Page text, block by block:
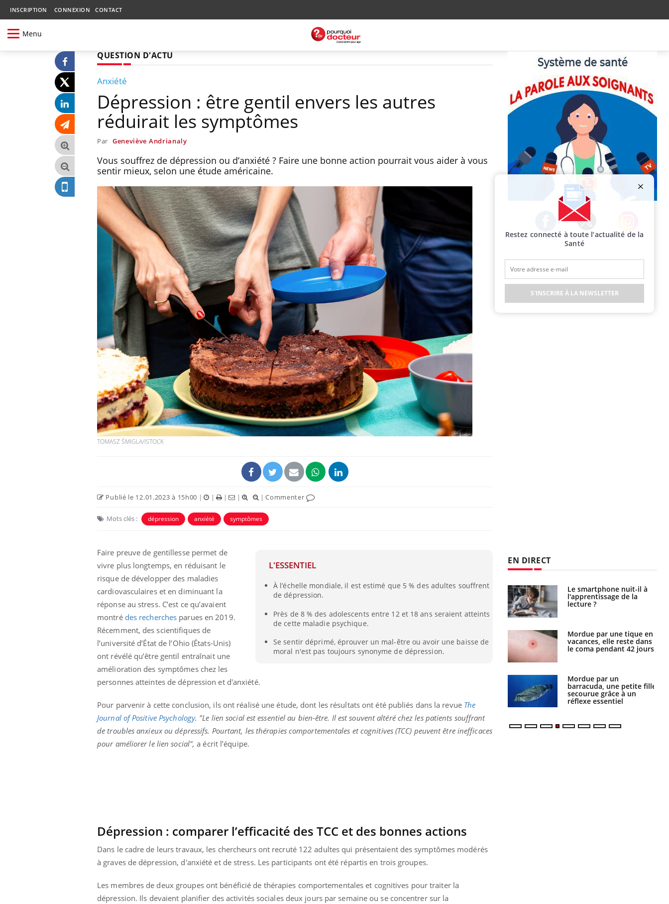
INSCRIPTION CONNEXION CONTACT
Menu
QUESTION D'ACTU
Anxiété
Dépression : être gentil envers les autres
réduirait les symptômes
Par Geneviève Andrianaly
Vous souffrez de dépression ou d’anxiété ? Faire une bonne action pourrait vous aider à vous
sentir mieux, selon une étude américaine.
TOMASZ ŚMIGLA/ISTOCK
Publié le 12.01.2023 à 15h00 | | | | |Commenter
Mots clés : dépression anxiété symptômes
L'ESSENTIEL
À l’échelle mondiale, il est estimé que 5 % des adultes souffrent
de dépression.
Près de 8 % des adolescents entre 12 et 18 ans seraient atteints
de cette maladie psychique.
Se sentir déprimé, éprouver un mal-être ou avoir une baisse de
moral n'est pas toujours synonyme de dépression.
Faire preuve de gentillesse permet de
vivre plus longtemps, en réduisant le
risque de développer des maladies
cardiovasculaires et en diminuant la
réponse au stress. C’est ce qu’avaient
montré des recherches parues en 2019.
Récemment, des scientifiques de
l’université d’État de l’Ohio (États-Unis)
ont révélé qu’être gentil entraînait une
amélioration des symptômes chez les
personnes atteintes de dépression et d'anxiété.
Pour parvenir à cette conclusion, ils ont réalisé une étude, dont les résultats ont été publiés dans la revueThe
Journal of Positive Psychology. "Le lien social est essentiel au bien-être. Il est souvent altéré chez les patients souffrant
de troubles anxieux ou dépressifs. Pourtant, les thérapies comportementales et cognitives (TCC) peuvent être inefficaces
pour améliorer le lien social", a écrit l’équipe.
Dépression : comparer l’efficacité des TCC et des bonnes actions
Dans le cadre de leurs travaux, les chercheurs ont recruté 122 adultes qui présentaient des symptômes modérés
à graves de dépression, d'anxiété et de stress. Les participants ont été répartis en trois groupes.
Les membres de deux groupes ont bénéficié de thérapies comportementales et cognitives pour traiter la
dépression. Ils devaient planifier des activités sociales deux jours par semaine ou se concentrer sur la
Facebook Twitter Instagram
EN DIRECT
Les médicaments GLP-1
protègent-ils aussi les os
?
Cytomégalovirus : ce qui
change dans la prise en
charge des femmes
enceintes
La sieste empêche-t-elle
de dormir la nuit ?
VIH : la fin du comprimé
tous les jours se profile-t-
gâche-t-il les premiers
jours de vos vacances ?
Le Viagra pourrait-il
de protéines pourrait
finalement être bénéfique
Le smartphone nuit-il à
l'apprentissage de la
lecture ?
Mordue par une tique en
vacances, elle reste dans
le coma pendant 42 jours
Mordue par un
barracuda, une petite fille
secourue grâce à un
réflexe essentiel
Restez connecté à toute l’actualité de la
Santé
S'INSCRIRE À LA NEWSLETTER